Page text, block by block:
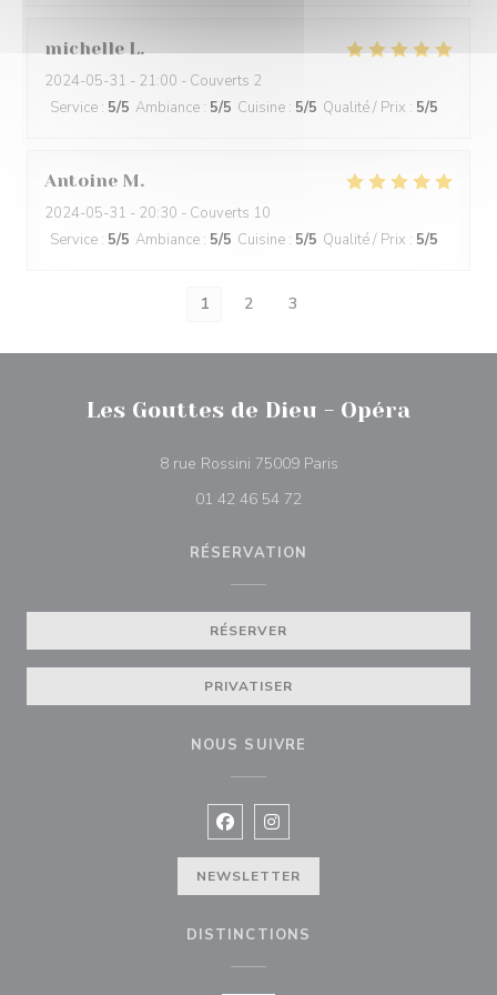
michelle L
2024-05-31 - 21:00 - Couverts 2
Service : 5/5 Ambiance : 5/5 Cuisine : 5/5 Qualité / Prix : 5/5
Antoine M
2024-05-31 - 20:30 - Couverts 10
Service : 5/5 Ambiance : 5/5 Cuisine : 5/5 Qualité / Prix : 5/5
1 2 3
Les Gouttes de Dieu - Opéra
8 rue Rossini 75009 Paris((ouvre une nouvelle
01 42 46 54 72
RÉSERVATION
RÉSERVER
PRIVATISER
NOUS SUIVRE
Facebook ((ouvre une nouvelle
Instagram ((ouvre une
NEWSLETTER
DISTINCTIONS